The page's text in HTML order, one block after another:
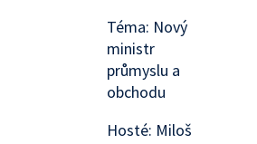
Téma: Nový
ministr
průmyslu a
obchodu
Hosté: Miloš